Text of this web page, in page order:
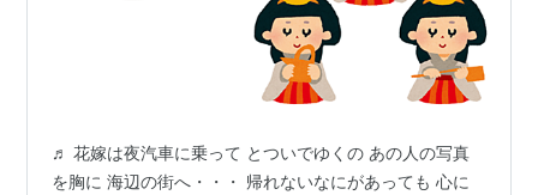
♬ 花嫁は夜汽車に乗って とついでゆくの あの人の写真
を胸に 海辺の街へ・・・ 帰れないなにがあっても 心に